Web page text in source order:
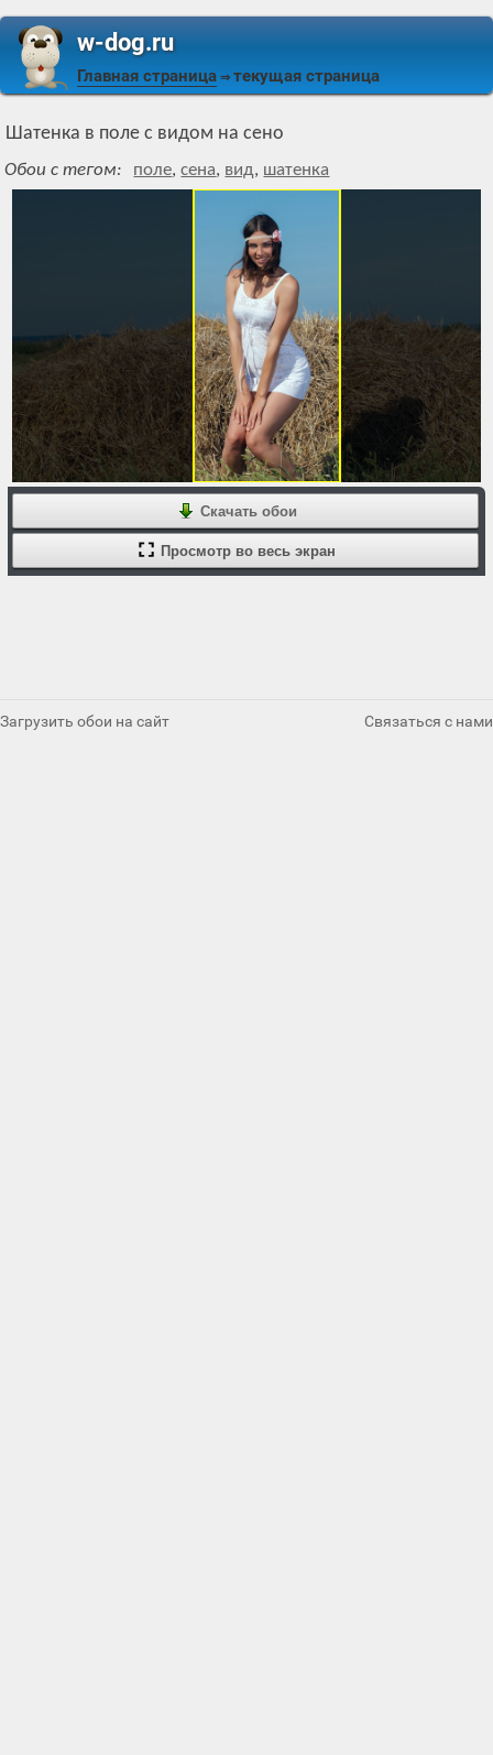
w-dog.ru
Главная страница ⇒ текущая страница
Шатенка в поле с видом на сено
Обои с тегом: поле,сена, вид, шатенка
Скачать обои
Просмотр во весь экран
Загрузить обои на сайт Связаться с нами